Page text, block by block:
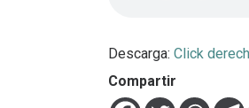
Descarga: Click
Compartir